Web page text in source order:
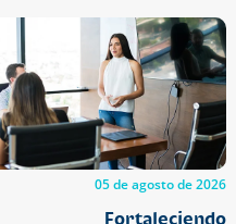
05 de agosto de 2026
Fortaleciendo